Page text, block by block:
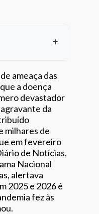
ameaça das
a doença
devastador
da
milhares de
em fevereiro
de Notícias,
Nacional
alertava
2025 e 2026 é
fez às